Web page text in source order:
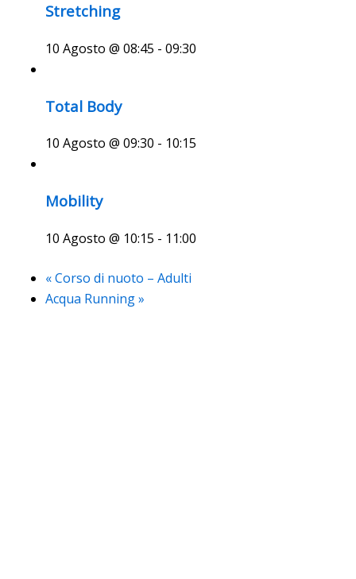
Stretching
10 Agosto @ 08:45 - 09:30
Total Body
10 Agosto @ 09:30 - 10:15
Mobility
10 Agosto @ 10:15 - 11:00
«Corso di nuoto – Adulti
Acqua Running»